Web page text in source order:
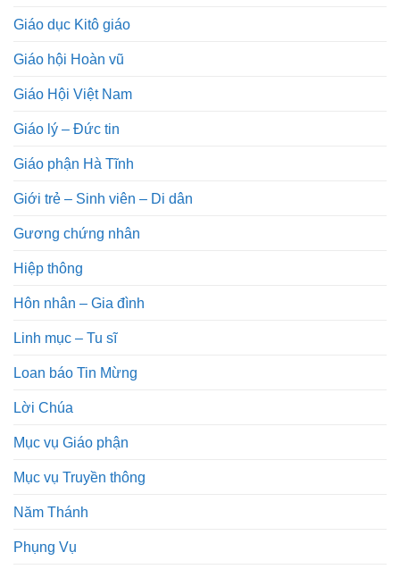
Giáo dục Kitô giáo
Giáo hội Hoàn vũ
Giáo Hội Việt Nam
Giáo lý – Đức tin
Giáo phận Hà Tĩnh
Giới trẻ – Sinh viên – Di dân
Gương chứng nhân
Hiệp thông
Hôn nhân – Gia đình
Linh mục – Tu sĩ
Loan báo Tin Mừng
Lời Chúa
Mục vụ Giáo phận
Mục vụ Truyền thông
Năm Thánh
Phụng Vụ